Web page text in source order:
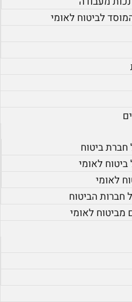
לביטוח לאומי
חברת ביטוח
לאומי
לאומי
חברות הביטוח
מביטוח לאומי